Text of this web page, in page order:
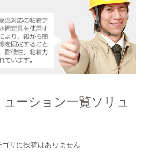
ーション一覧ソリュ
ゴリに投稿はありません